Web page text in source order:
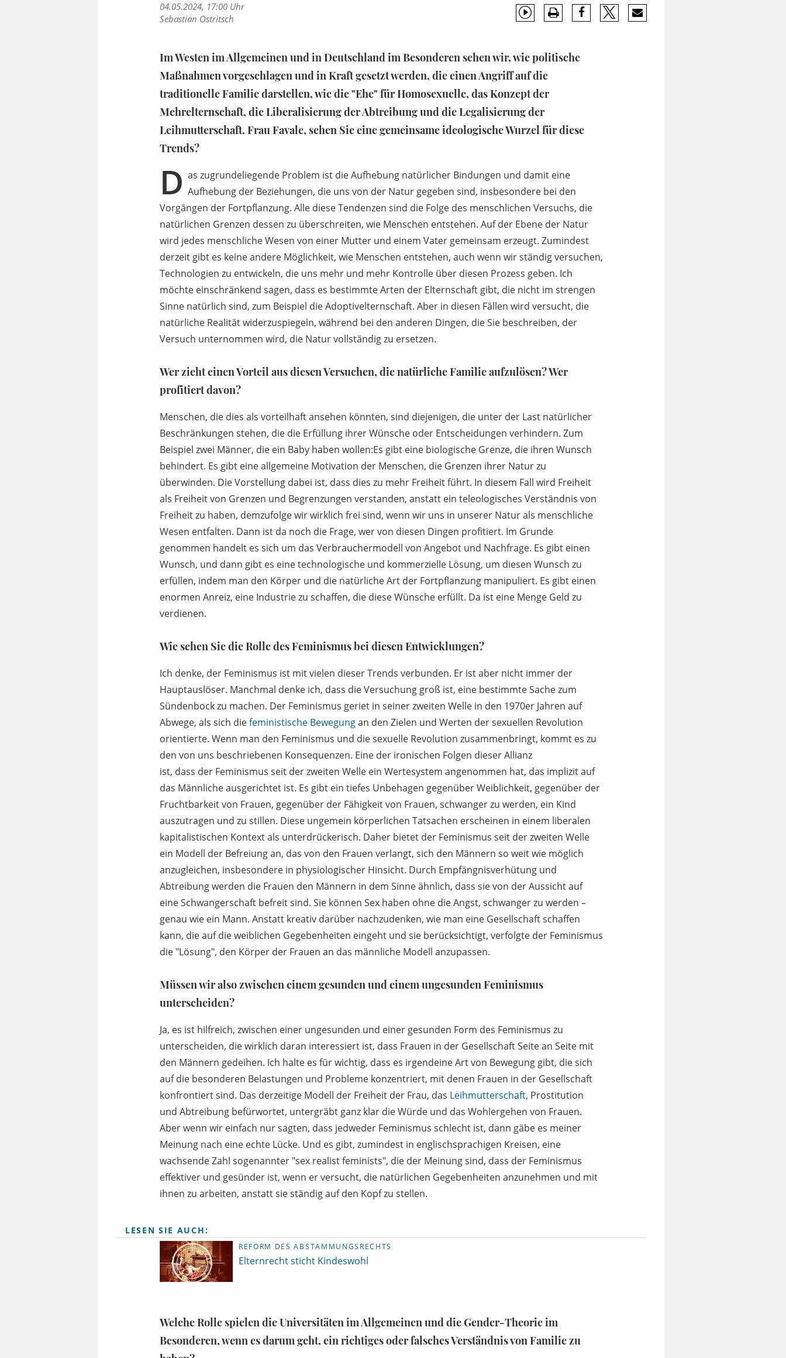
04.05.2024, 17:00 Uhr
Sebastian Ostritsch
Im Westen im Allgemeinen und in Deutschland im Besonderen sehen wir, wie politische
Maßnahmen vorgeschlagen und in Kraft gesetzt werden, die einen Angriff auf die
traditionelle Familie darstellen, wie die "Ehe" für Homosexuelle, das Konzept der
Mehrelternschaft, die Liberalisierung der Abtreibung und die Legalisierung der
Leihmutterschaft. Frau Favale, sehen Sie eine gemeinsame ideologische Wurzel für diese
Trends?
D as zugrundeliegende Problem ist die Aufhebung natürlicher Bindungen und damit eine
Aufhebung der Beziehungen, die uns von der Natur gegeben sind, insbesondere bei den
Vorgängen der Fortpflanzung. Alle diese Tendenzen sind die Folge des menschlichen Versuchs, die
natürlichen Grenzen dessen zu überschreiten, wie Menschen entstehen. Auf der Ebene der Natur
wird jedes menschliche Wesen von einer Mutter und einem Vater gemeinsam erzeugt. Zumindest
derzeit gibt es keine andere Möglichkeit, wie Menschen entstehen, auch wenn wir ständig versuchen,
Technologien zu entwickeln, die uns mehr und mehr Kontrolle über diesen Prozess geben. Ich
möchte einschränkend sagen, dass es bestimmte Arten der Elternschaft gibt, die nicht im strengen
Sinne natürlich sind, zum Beispiel die Adoptivelternschaft. Aber in diesen Fällen wird versucht, die
natürliche Realität widerzuspiegeln, während bei den anderen Dingen, die Sie beschreiben, der
Versuch unternommen wird, die Natur vollständig zu ersetzen.
Wer zieht einen Vorteil aus diesen Versuchen, die natürliche Familie aufzulösen? Wer
profitiert davon?
Menschen, die dies als vorteilhaft ansehen könnten, sind diejenigen, die unter der Last natürlicher
Beschränkungen stehen, die die Erfüllung ihrer Wünsche oder Entscheidungen verhindern. Zum
Beispiel zwei Männer, die ein Baby haben wollen:Es gibt eine biologische Grenze, die ihren Wunsch
behindert. Es gibt eine allgemeine Motivation der Menschen, die Grenzen ihrer Natur zu
überwinden. Die Vorstellung dabei ist, dass dies zu mehr Freiheit führt. In diesem Fall wird Freiheit
als Freiheit von Grenzen und Begrenzungen verstanden, anstatt ein teleologisches Verständnis von
Freiheit zu haben, demzufolge wir wirklich frei sind, wenn wir uns in unserer Natur als menschliche
Wesen entfalten. Dann ist da noch die Frage, wer von diesen Dingen profitiert. Im Grunde
genommen handelt es sich um das Verbrauchermodell von Angebot und Nachfrage. Es gibt einen
Wunsch, und dann gibt es eine technologische und kommerzielle Lösung, um diesen Wunsch zu
erfüllen, indem man den Körper und die natürliche Art der Fortpflanzung manipuliert. Es gibt einen
enormen Anreiz, eine Industrie zu schaffen, die diese Wünsche erfüllt. Da ist eine Menge Geld zu
verdienen.
Wie sehen Sie die Rolle des Feminismus bei diesen Entwicklungen?
Ich denke, der Feminismus ist mit vielen dieser Trends verbunden. Er ist aber nicht immer der
Hauptauslöser. Manchmal denke ich, dass die Versuchung groß ist, eine bestimmte Sache zum
Sündenbock zu machen. Der Feminismus geriet in seiner zweiten Welle in den 1970er Jahren auf
Abwege, als sich diefeministische Bewegungan den Zielen und Werten der sexuellen Revolution
orientierte. Wenn man den Feminismus und die sexuelle Revolution zusammenbringt, kommt es zu
den von uns beschriebenen Konsequenzen. Eine der ironischen Folgen dieser Allianz
ist, dass der Feminismus seit der zweiten Welle ein Wertesystem angenommen hat, das implizit auf
das Männliche ausgerichtet ist. Es gibt ein tiefes Unbehagen gegenüber Weiblichkeit, gegenüber der
Fruchtbarkeit von Frauen, gegenüber der Fähigkeit von Frauen, schwanger zu werden, ein Kind
auszutragen und zu stillen. Diese ungemein körperlichen Tatsachen erscheinen in einem liberalen
kapitalistischen Kontext als unterdrückerisch. Daher bietet der Feminismus seit der zweiten Welle
ein Modell der Befreiung an, das von den Frauen verlangt, sich den Männern so weit wie möglich
anzugleichen, insbesondere in physiologischer Hinsicht. Durch Empfängnisverhütung und
Abtreibung werden die Frauen den Männern in dem Sinne ähnlich, dass sie von der Aussicht auf
eine Schwangerschaft befreit sind. Sie können Sex haben ohne die Angst, schwanger zu werden –
genau wie ein Mann. Anstatt kreativ darüber nachzudenken, wie man eine Gesellschaft schaffen
kann, die auf die weiblichen Gegebenheiten eingeht und sie berücksichtigt, verfolgte der Feminismus
die "Lösung", den Körper der Frauen an das männliche Modell anzupassen.
Müssen wir also zwischen einem gesunden und einem ungesunden Feminismus
unterscheiden?
Ja, es ist hilfreich, zwischen einer ungesunden und einer gesunden Form des Feminismus zu
unterscheiden, die wirklich daran interessiert ist, dass Frauen in der Gesellschaft Seite an Seite mit
den Männern gedeihen. Ich halte es für wichtig, dass es irgendeine Art von Bewegung gibt, die sich
auf die besonderen Belastungen und Probleme konzentriert, mit denen Frauen in der Gesellschaft
konfrontiert sind. Das derzeitige Modell der Freiheit der Frau, das Leihmutterschaft, Prostitution
und Abtreibung befürwortet, untergräbt ganz klar die Würde und das Wohlergehen von Frauen.
Aber wenn wir einfach nur sagten, dass jedweder Feminismus schlecht ist, dann gäbe es meiner
Meinung nach eine echte Lücke. Und es gibt, zumindest in englischsprachigen Kreisen, eine
wachsende Zahl sogenannter "sex realist feminists", die der Meinung sind, dass der Feminismus
effektiver und gesünder ist, wenn er versucht, die natürlichen Gegebenheiten anzunehmen und mit
ihnen zu arbeiten, anstatt sie ständig auf den Kopf zu stellen.
LESEN SIE AUCH:
REFORM DES ABSTAMMUNGSRECHTS
Elternrecht sticht Kindeswohl
Welche Rolle spielen die Universitäten im Allgemeinen und die Gender-Theorie im
Besonderen, wenn es darum geht, ein richtiges oder falsches Verständnis von Familie zu